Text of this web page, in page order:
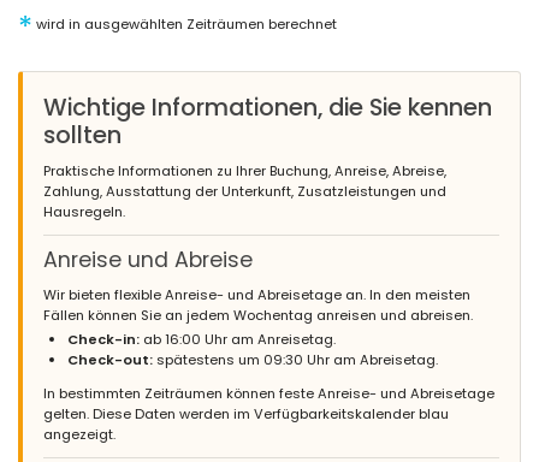
* wird in ausgewählten Zeiträumen berechnet
Wichtige Informationen, die Sie kennen
sollten
Praktische Informationen zu Ihrer Buchung, Anreise, Abreise,
Zahlung, Ausstattung der Unterkunft, Zusatzleistungen und
Hausregeln.
Anreise und Abreise
Wir bieten flexible Anreise- und Abreisetage an. In den meisten
Fällen können Sie an jedem Wochentag anreisen und abreisen.
Check-in: ab 16:00 Uhr am Anreisetag.
Check-out: spätestens um 09:30 Uhr am Abreisetag.
In bestimmten Zeiträumen können feste Anreise- und Abreisetage
gelten. Diese Daten werden im Verfügbarkeitskalender blau
angezeigt.